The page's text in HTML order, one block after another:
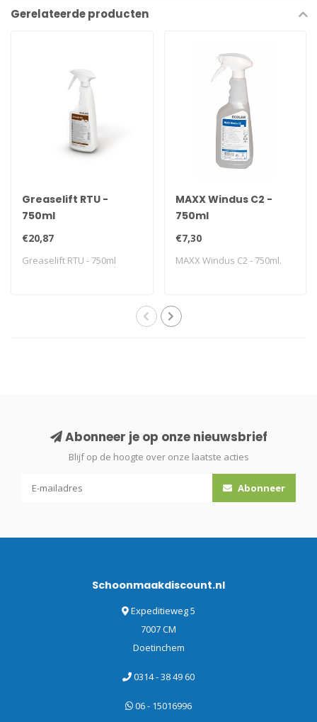
Gerelateerde producten
Greaselift RTU -
750ml
€20,87
Greaselift RTU - 750ml
MAXX Windus C2 -
750ml
€7,30
MAXX Windus C2 - 750ml.
Abonneer je op onze nieuwsbrief
Blijf op de hoogte over onze laatste acties
Abonneer
Schoonmaakdiscount.nl
Expeditieweg 5
7007 CM
Doetinchem
0314 - 38 49 60
06 - 15016996